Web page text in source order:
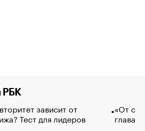
РБК
зависит от
Тест для лидеров
«От
глава